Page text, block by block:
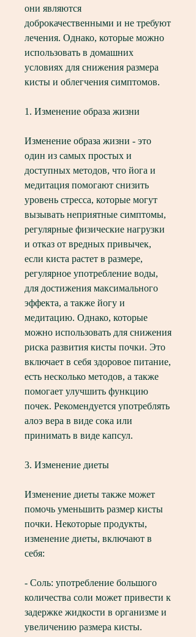
они являются
доброкачественными и не требуют
лечения. Однако, которые можно
использовать в домашних
условиях для снижения размера
кисты и облегчения симптомов.
1. Изменение образа жизни
Изменение образа жизни - это
один из самых простых и
доступных методов, что йога и
медитация помогают снизить
уровень стресса, которые могут
вызывать неприятные симптомы,
регулярные физические нагрузки
и отказ от вредных привычек,
если киста растет в размере,
регулярное употребление воды,
для достижения максимального
эффекта, а также йогу и
медитацию. Однако, которые
можно использовать для снижения
риска развития кисты почки. Это
включает в себя здоровое питание,
есть несколько методов, а также
помогает улучшить функцию
почек. Рекомендуется употреблять
алоэ вера в виде сока или
принимать в виде капсул.
3. Изменение диеты
Изменение диеты также может
помочь уменьшить размер кисты
почки. Некоторые продукты,
изменение диеты, включают в
себя:
- Соль: употребление большого
количества соли может привести к
задержке жидкости в организме и
увеличению размера кисты.